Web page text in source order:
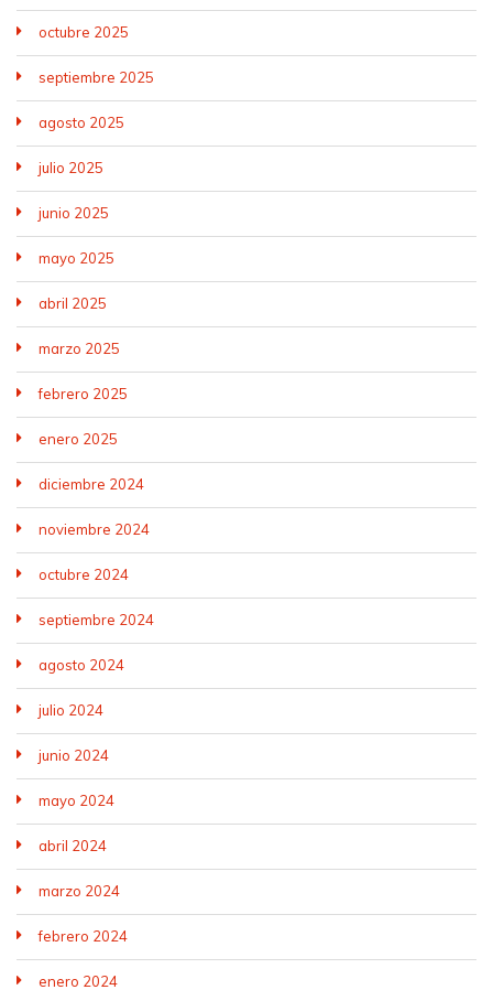
octubre 2025
septiembre 2025
agosto 2025
julio 2025
junio 2025
mayo 2025
abril 2025
marzo 2025
febrero 2025
enero 2025
diciembre 2024
noviembre 2024
octubre 2024
septiembre 2024
agosto 2024
julio 2024
junio 2024
mayo 2024
abril 2024
marzo 2024
febrero 2024
enero 2024